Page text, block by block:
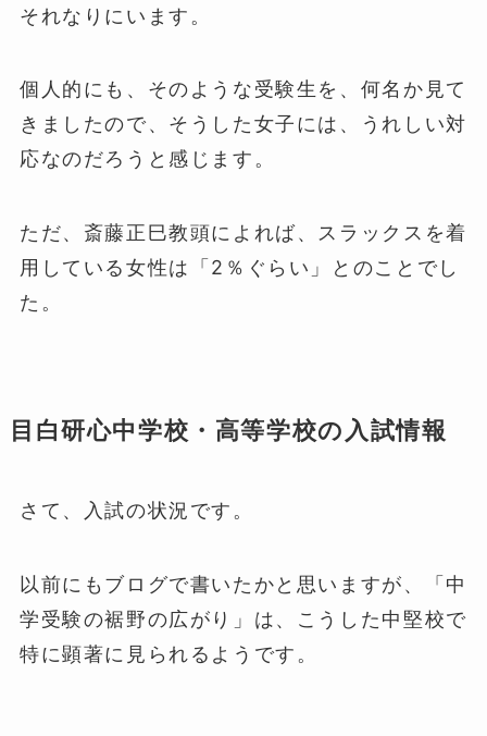
それなりにいます。
個人的にも、そのような受験生を、何名か見て
きましたので、そうした女子には、うれしい対
応なのだろうと感じます。
ただ、斎藤正巳教頭によれば、スラックスを着
用している女性は「2％ぐらい」とのことでし
た。
目白研心中学校・高等学校の入試情報
さて、入試の状況です。
以前にもブログで書いたかと思いますが、「中
学受験の裾野の広がり」は、こうした中堅校で
特に顕著に見られるようです。